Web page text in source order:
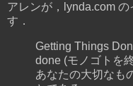
アレンが，lynda.com
す．
Getting Things
done (モノゴトを
あなたの大切なも